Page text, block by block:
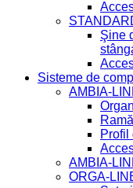
Şine
Sisteme de
AMBIA-
Profil
AMBIA-
ORGA-